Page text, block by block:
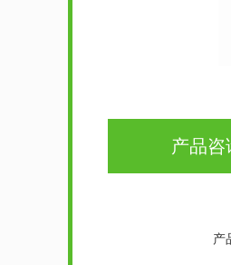
产品咨
产